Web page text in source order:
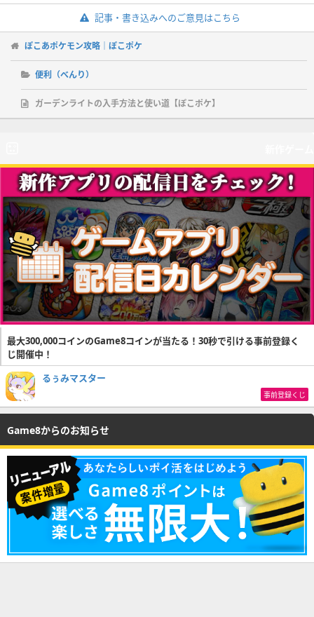
記事・書き込みへのご意見はこちら
ぽこあポケモン攻略｜ぽこポケ
便利（べんり）
ガーデンライトの入手方法と使い道【ぽこポケ】
最大300,000コインのGame8コインが当たる！30秒で引ける事前登録く
じ開催中！
るぅみマスター
事前登録くじ
Game8からのお知らせ